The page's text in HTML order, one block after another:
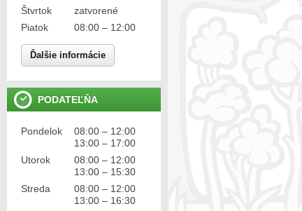
Štvrtok
zatvorené
Piatok
08:00 – 12:00
Ďalšie informácie
PODATEĽŇA
Pondelok
08:00 – 12:00
13:00 – 17:00
Utorok
08:00 – 12:00
13:00 – 15:30
Streda
08:00 – 12:00
13:00 – 16:30